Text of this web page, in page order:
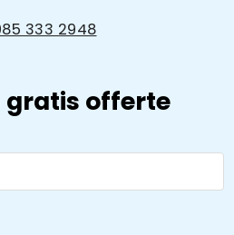
333 2948
gratis offerte